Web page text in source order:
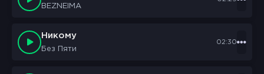
BEZNEIMA
Никому
Без Пяти
02:30